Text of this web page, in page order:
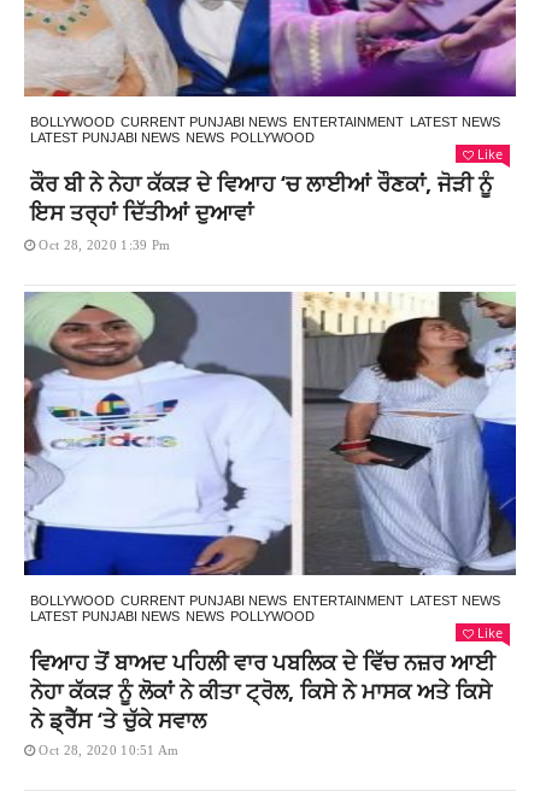
BOLLYWOOD CURRENT PUNJABI NEWS ENTERTAINMENT LATEST NEWS
LATEST PUNJABI NEWS NEWS POLLYWOOD
Like
ਕੌਰ ਬੀ ਨੇ ਨੇਹਾ ਕੱਕੜ ਦੇ ਵਿਆਹ ‘ਚ ਲਾਈਆਂ ਰੌਣਕਾਂ, ਜੋੜੀ ਨੂੰ
ਇਸ ਤਰ੍ਹਾਂ ਦਿੱਤੀਆਂ ਦੁਆਵਾਂ
Oct 28, 2020 1:39 Pm
BOLLYWOOD CURRENT PUNJABI NEWS ENTERTAINMENT LATEST NEWS
LATEST PUNJABI NEWS NEWS POLLYWOOD
Like
ਵਿਆਹ ਤੋਂ ਬਾਅਦ ਪਹਿਲੀ ਵਾਰ ਪਬਲਿਕ ਦੇ ਵਿੱਚ ਨਜ਼ਰ ਆਈ
ਨੇਹਾ ਕੱਕੜ ਨੂੰ ਲੋਕਾਂ ਨੇ ਕੀਤਾ ਟ੍ਰੋਲ, ਕਿਸੇ ਨੇ ਮਾਸਕ ਅਤੇ ਕਿਸੇ
ਨੇ ਡ੍ਰੈੱਸ ‘ਤੇ ਚੁੱਕੇ ਸਵਾਲ
Oct 28, 2020 10:51 Am